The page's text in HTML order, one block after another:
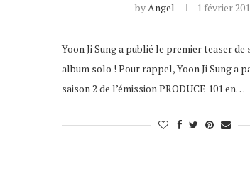
byAngel 1 février
Yoon Ji Sung a publié le premier teaser
album solo ! Pour rappel, Yoon Ji Sung a
saison 2 de l’émission PRODUCE 101 en…